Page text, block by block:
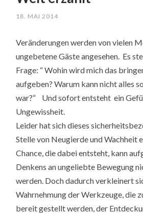
18. MAI 2014
Veränderungen werden von vielen
ungebetene Gäste angesehen. Es
Frage: “ Wohin wird mich das
aufgeben? Warum kann nicht alles
war?“ Und sofort entsteht ein
Ungewissheit.
Leider hat sich dieses
Stelle von Neugierde und Wachheit
Chance, die dabei entsteht, kann
Denkens an ungeliebte Bewegung
werden. Doch dadurch verkleinert
Wahrnehmung der Werkzeuge, die
bereit gestellt werden, der